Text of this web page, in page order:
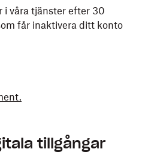
i våra tjänster efter 30
får inaktivera ditt konto
tillgångar